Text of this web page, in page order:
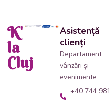
K'
la
Cluj
Asistență
clienți
Departament
vânzări și
evenimente
+40 744 981